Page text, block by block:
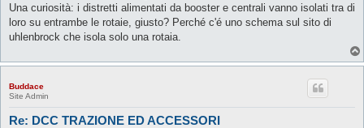
i
o
Una curiosità: i distretti alimentati da booster e centrali vanno isolati tra di
loro su entrambe le rotaie, giusto? Perché c'é uno schema sul sito di
uhlenbrock che isola solo una rotaia.
Buddace
Site Admin
Re: DCC TRAZIONE ED ACCESSORI